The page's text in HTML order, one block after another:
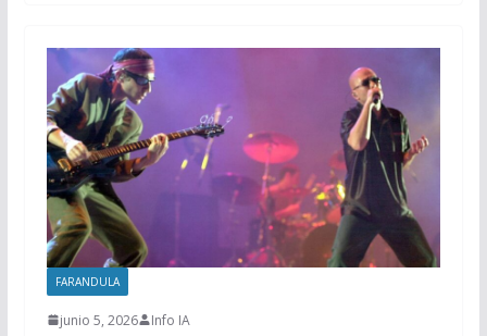
FARANDULA
junio 5, 2026 Info IA